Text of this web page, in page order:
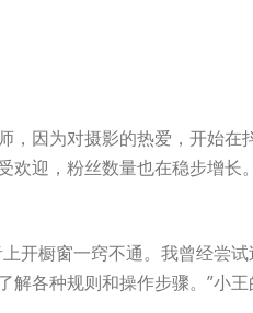
，因为对摄影的热爱，开始在
欢迎，粉丝数量也在稳步增长
开橱窗一窍不通。我曾经尝
解各种规则和操作步骤。”小